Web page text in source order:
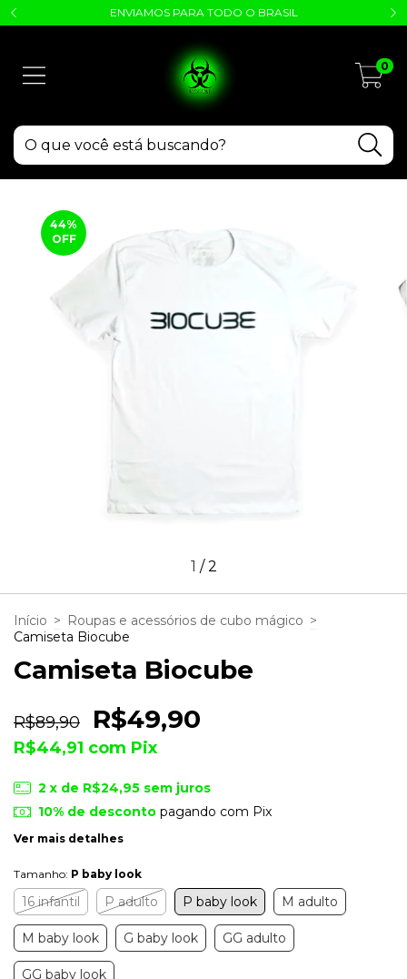
ENVIAMOS PARA TODO O BRASIL
0
44%
OFF
1 /2
Início > Roupas e acessórios de cubo mágico >
Camiseta Biocube
Camiseta Biocube
R$89,90 R$49,90
R$44,91 com Pix
2 x de R$24,95 sem juros
10% de descontopagando com Pix
Ver mais detalhes
Tamanho: P baby look
16 infantil P adulto P baby look M adulto
M baby look G baby look GG adulto
GG baby look